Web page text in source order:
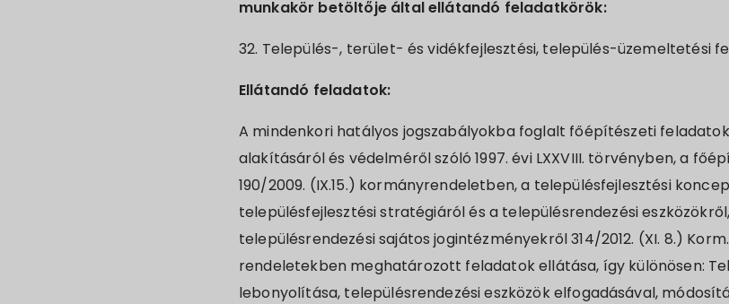
munkakör betöltője által ellátandó feladatkörök:
32. Település-, terület- és vidékfejlesztési, település-üzemeltetési
Ellátandó feladatok:
A mindenkori hatályos jogszabályokba foglalt főépítészeti
alakításáról és védelméről szóló 1997. évi LXXVIII. törvényben, a
190/2009. (IX.15.) kormányrendeletben, a településfejlesztési
településfejlesztési stratégiáról és a településrendezési
településrendezési sajátos jogintézményekről 314/2012. (XI. 8.)
rendeletekben meghatározott feladatok ellátása, így különösen:
lebonyolítása, településrendezési eszközök elfogadásával,